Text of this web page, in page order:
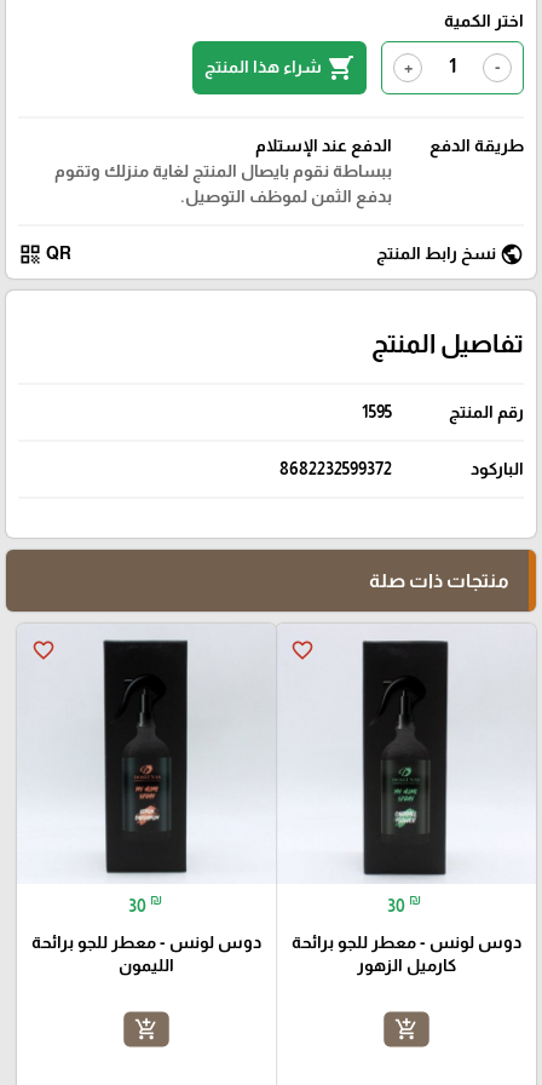
اختر الكمية
-
+
shopping_cart شراء هذا المنتج
طريقة الدفع
الدفع عند الإستلام
ببساطة نقوم بايصال المنتج لغاية منزلك وتقوم
بدفع الثمن لموظف التوصيل.
public نسخ رابط المنتج QR
qr_code
تفاصيل المنتج
رقم المنتج 1595
الباركود 8682232599372
منتجات ذات صلة
favorite_border
30 ₪
دوس لونس - معطر للجو برائحة
كارميل الزهور
add_shopping_cart
favorite_border
30 ₪
دوس لونس - معطر للجو برائحة
الليمون
add_shopping_cart